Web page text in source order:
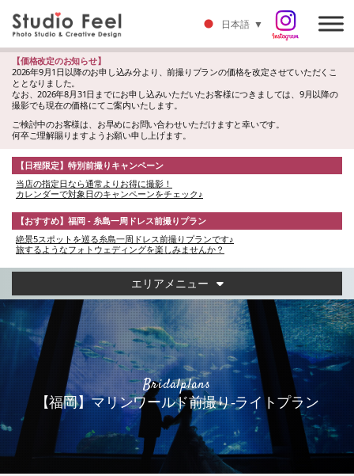
【価格改定のお知らせ】
2026年9月1日以降のお申し込み分より、前撮りプランの価格を改定させていただくこ
ととなりました。
なお、2026年8月31日までにお申し込みいただいたお客様につきましては、9月以降の
撮影でも現在の価格にてご案内いたします。
ご検討中のお客様は、お早めにお問い合わせいただけますと幸いです。
何卒ご理解賜りますようお願い申し上げます。
【日程限定】特別前撮りキャンペーン
当店の指定日なら通常よりお得に撮影！
カレンダーで対象日のキャンペーンをチェック♪
【おすすめ】福岡 - 糸島一周ドレス前撮りプラン
絶景5スポットを巡る糸島一周ドレス前撮りプランです♪
旅するようなフォトウェディングを楽しみませんか？
エリアメニュー
Bridalplans
【福岡】マリンワールド前撮り-ライトプラン
日本語 ▼